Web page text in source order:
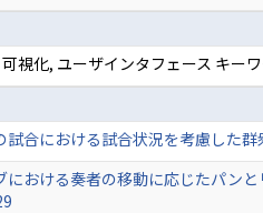
視化, ユーザインタフェース キー
試合における試合状況を考慮した
における奏者の移動に応じたパン